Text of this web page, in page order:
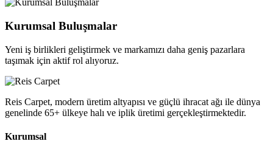
Kurumsal Buluşmalar
Yeni iş birlikleri geliştirmek ve markamızı daha geniş pazarlara
taşımak için aktif rol alıyoruz.
Reis Carpet, modern üretim altyapısı ve güçlü ihracat ağı ile dünya
genelinde 65+ ülkeye halı ve iplik üretimi gerçekleştirmektedir.
Kurumsal